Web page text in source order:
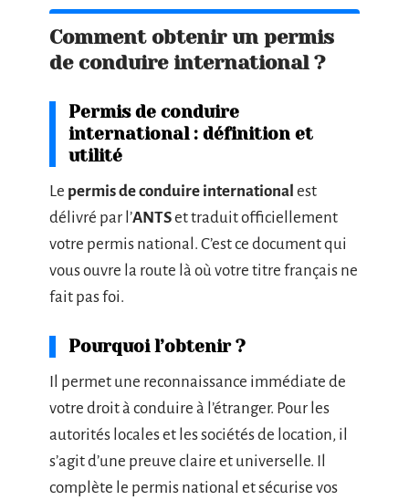
Comment obtenir un permis
de conduire international ?
Permis de conduire
international : définition et
utilité
Le permis de conduire international est
délivré par l’ANTSet traduit officiellement
votre permis national. C’est ce document qui
vous ouvre la route là où votre titre français ne
fait pas foi.
Pourquoi l’obtenir ?
Il permet une reconnaissance immédiate de
votre droit à conduire à l’étranger. Pour les
autorités locales et les sociétés de location, il
s’agit d’une preuve claire et universelle. Il
complète le permis national et sécurise vos